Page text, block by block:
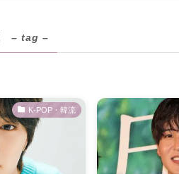
– tag –
K-POP・韓流